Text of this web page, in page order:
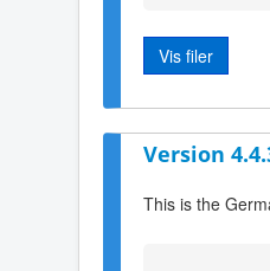
Vis filer
Version
This is the